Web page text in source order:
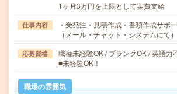
1ヶ月3万円を上限として実費支給
仕事内容
・受発注・見積作成・書類作成サポ
（メール・チャット・システムにて
応募資格
職種未経験OK / ブランクOK / 英語力
■未経験OK！
職場の雰囲気